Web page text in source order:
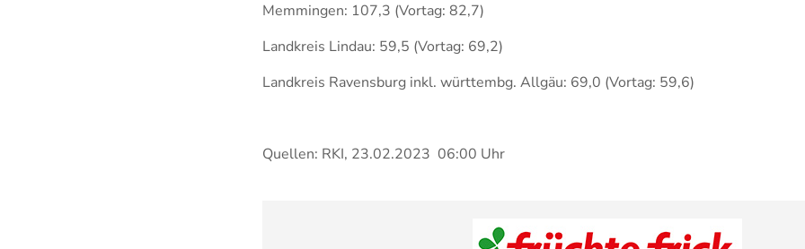
Memmingen: 107,3 (Vortag: 82,7)
Landkreis Lindau: 59,5 (Vortag: 69,2)
Landkreis Ravensburg inkl. württembg. Allgäu: 69,0 (Vortag: 59,6)
Quellen: RKI, 23.02.2023 06:00 Uhr